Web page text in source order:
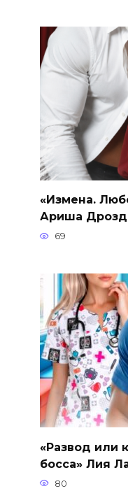
«Измена.
Ариша Дрозд
69
«Развод или
босса» Лия
80